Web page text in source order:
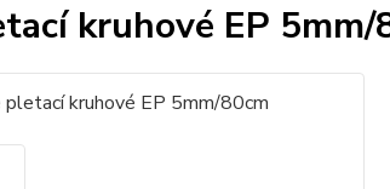
kruhové EP 5mm/